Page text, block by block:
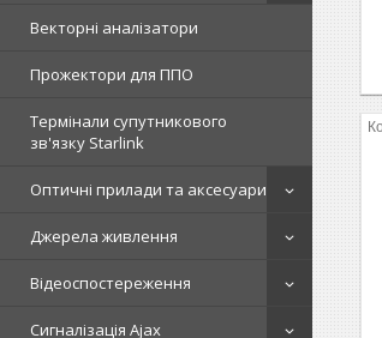
Векторні аналізатори
Прожектори для ППО
Термінали супутникового
зв'язку Starlink
Оптичні прилади та аксесуари
Джерела живлення
Відеоспостереження
Сигналізація Ajax